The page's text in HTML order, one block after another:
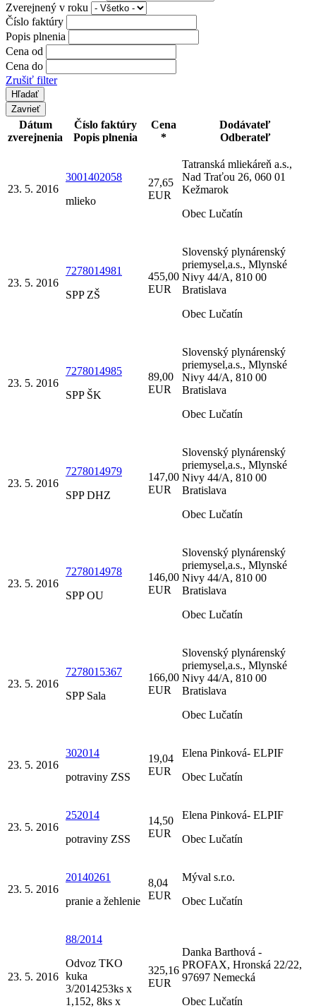
Zverejnený v roku
Číslo faktúry
Popis plnenia
Cena od
Cena do
Zrušiť filter
Zavrieť
Dátum
zverejnenia
Číslo faktúry
Popis plnenia
Cena
*
Dodávateľ
Odberateľ
23. 5. 2016
3001402058
mlieko
27,65
EUR
Tatranská mliekáreň a.s.,
Nad Traťou 26, 060 01
Kežmarok
Obec Lučatín
23. 5. 2016
7278014981
SPP ZŠ
455,00
EUR
Slovenský plynárenský
priemysel,a.s., Mlynské
Nivy 44/A, 810 00
Bratislava
Obec Lučatín
23. 5. 2016
7278014985
SPP ŠK
89,00
EUR
Slovenský plynárenský
priemysel,a.s., Mlynské
Nivy 44/A, 810 00
Bratislava
Obec Lučatín
23. 5. 2016
7278014979
SPP DHZ
147,00
EUR
Slovenský plynárenský
priemysel,a.s., Mlynské
Nivy 44/A, 810 00
Bratislava
Obec Lučatín
23. 5. 2016
7278014978
SPP OU
146,00
EUR
Slovenský plynárenský
priemysel,a.s., Mlynské
Nivy 44/A, 810 00
Bratislava
Obec Lučatín
23. 5. 2016
7278015367
SPP Sala
166,00
EUR
Slovenský plynárenský
priemysel,a.s., Mlynské
Nivy 44/A, 810 00
Bratislava
Obec Lučatín
23. 5. 2016
302014
potraviny ZSS
19,04
EUR
Elena Pinková- ELPIF
Obec Lučatín
23. 5. 2016
252014
potraviny ZSS
14,50
EUR
Elena Pinková- ELPIF
Obec Lučatín
23. 5. 2016
20140261
pranie a žehlenie
8,04
EUR
Mýval s.r.o.
Obec Lučatín
23. 5. 2016
88/2014
Odvoz TKO
kuka
3/2014253ks x
1,152, 8ks x
325,16
EUR
Danka Barthová -
PROFAX, Hronská 22/22,
97697 Nemecká
Obec Lučatín